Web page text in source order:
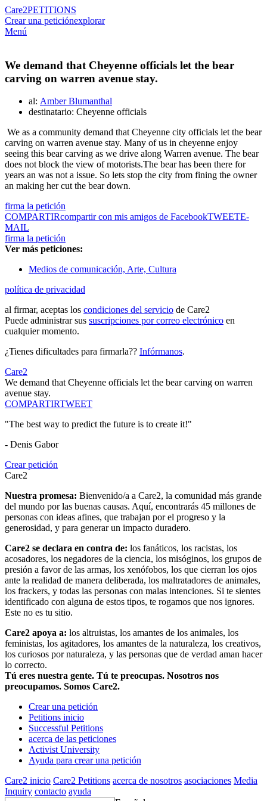
Care2PETITIONS
Crear una peticiónexplorar
Menú
We demand that Cheyenne officials let the bear
carving on warren avenue stay.
al: Amber Blumanthal
destinatario: Cheyenne officials
We as a community demand that Cheyenne city officials let the bear
carving on warren avenue stay. Many of us in cheyenne enjoy
seeing this bear carving as we drive along Warren avenue. The bear
does not block the view of motorists.The bear has been there for
years an was not a issue. So lets stop the city from fining the owner
an making her cut the bear down.
firma la petición
COMPARTIRcompartir con mis amigos de FacebookTWEETE-
MAIL
firma la petición
Ver más peticiones:
Medios de comunicación, Arte, Cultura
política de privacidad
al firmar, aceptas los condiciones del servicio de Care2
Puede administrar sus suscripciones por correo electrónico en
cualquier momento.
¿Tienes dificultades para firmarla?? Infórmanos.
Care2
We demand that Cheyenne officials let the bear carving on warren
avenue stay.
COMPARTIRTWEET
"The best way to predict the future is to create it!"
- Denis Gabor
Crear petición
Care2
Nuestra promesa: Bienvenido/a a Care2, la comunidad más grande
del mundo por las buenas causas. Aquí, encontrarás 45 millones de
personas con ideas afines, que trabajan por el progreso y la
generosidad, y para generar un impacto duradero.
Care2 se declara en contra de: los fanáticos, los racistas, los
acosadores, los negadores de la ciencia, los misóginos, los grupos de
presión a favor de las armas, los xenófobos, los que cierran los ojos
ante la realidad de manera deliberada, los maltratadores de animales,
los frackers, y todas las personas con malas intenciones. Si te sientes
identificado con alguna de estos tipos, te rogamos que nos ignores.
Este no es tu sitio.
Care2 apoya a: los altruistas, los amantes de los animales, los
feministas, los agitadores, los amantes de la naturaleza, los creativos,
los curiosos por naturaleza, y las personas que de verdad aman hacer
lo correcto.
Tú eres nuestra gente. Tú te preocupas. Nosotros nos
preocupamos. Somos Care2.
Crear una petición
Petitions inicio
Successful Petitions
acerca de las peticiones
Activist University
Ayuda para crear una petición
Care2 inicio Care2 Petitions acerca de nosotros asociaciones Media
Inquiry contacto ayuda